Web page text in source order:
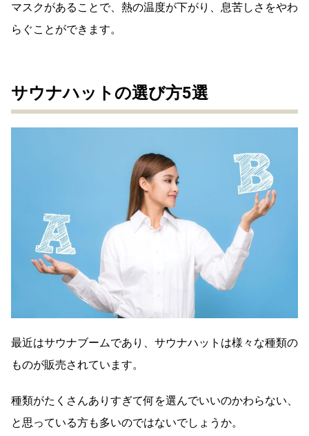
マスクがあることで、熱の温度が下がり、息苦しさをやわ
らぐことができます。
サウナハットの選び方5選
最近はサウナブームであり、サウナハットは様々な種類の
ものが販売されています。
種類がたくさんありすぎて何を選んでいいのかわらない、
と思っている方も多いのではないでしょうか。